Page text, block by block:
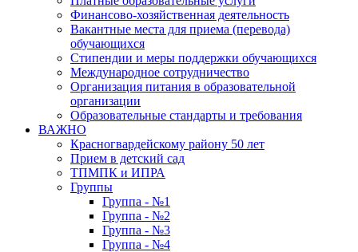
Финансово-хозяйственная деятельность
Вакантные места для приема (перевода)
обучающихся
Стипендии и меры поддержки обучающихся
Международное сотрудничество
Организация питания в образовательной
организации
Образовательные стандарты и требования
ВАЖНО
Красногвардейскому району 50 лет
Прием в детский сад
ТПМПК и ИПРА
Группы
Группа - №1
Группа - №2
Группа - №3
Группа - №4